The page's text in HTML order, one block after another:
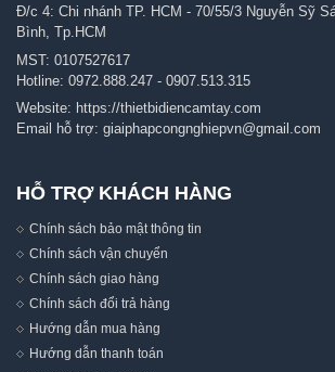
Đ/c 4: Chi nhánh TP. HCM - 70/55/3 Nguyễn Sỹ
Bình, Tp.HCM
MST: 0107527617
Hotline: 0972.888.247 - 0907.513.315
Website: https://thietbidiencamtay.com
Email hỗ trợ: giaiphapcongnghiepvn@gmail.com
HỖ TRỢ KHÁCH HÀNG
Chính sách bảo mật thông tin
Chính sách vận chuyển
Chính sách giao hàng
Chính sách đổi trả hàng
Hướng dẫn mua hàng
Hướng dẫn thanh toán